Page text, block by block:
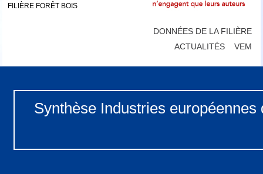
FILIÈRE FORÊT BOIS
DONNÉES DE LA FILIÈRE
ACTUALITÉS
VEM
Synthèse Industries